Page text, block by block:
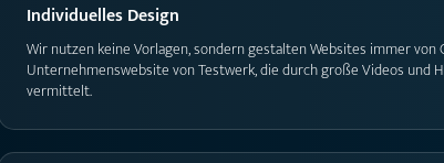
Individuelles Design
Wir nutzen keine Vorlagen, sondern gestalten Websites immer von
Unternehmenswebsite von Testwerk, die durch große Videos und
vermittelt.